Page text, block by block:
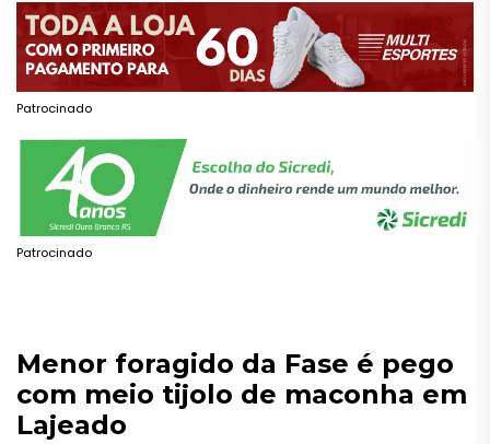
Patrocinado
Patrocinado
Menor foragido da Fase é pego
com meio tijolo de maconha em
Lajeado